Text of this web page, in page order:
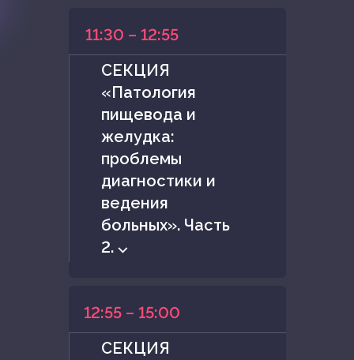
11:30 – 12:55
СЕКЦИЯ
«Патология
пищевода и
желудка:
проблемы
диагностики и
ведения
больных». Часть
2. ⌵
12:55 – 15:00
СЕКЦИЯ